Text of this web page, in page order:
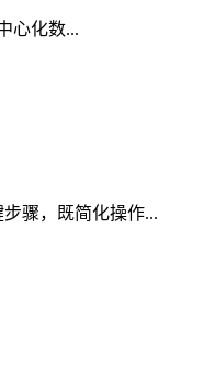
心化数...
骤，既简化操作...